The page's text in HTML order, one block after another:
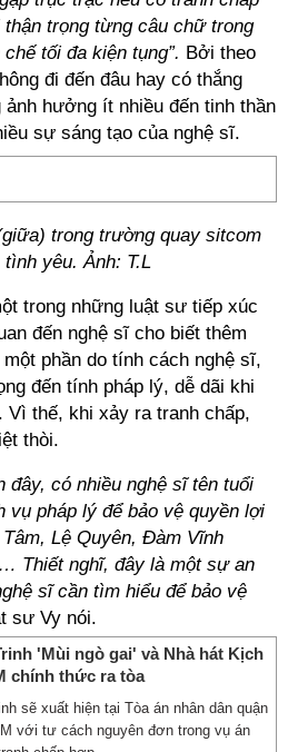
trọng từng câu chữ trong
tối đa kiện tụng”. Bởi theo
đi đến đâu hay có thắng
hưởng ít nhiều đến tinh thần
sự sáng tạo của nghệ sĩ.
trong trường quay sitcom
tình yêu. Ảnh: T.L
trong những luật sư tiếp xúc
đến nghệ sĩ cho biết thêm
phần do tính cách nghệ sĩ,
đến tính pháp lý, dễ dãi khi
Vì thế, khi xảy ra tranh chấp,
thòi.
đây, có nhiều nghệ sĩ tên tuổi
vụ pháp lý để bảo vệ quyền lợi
Lệ Quyên, Đàm Vĩnh
Thiết nghĩ, đây là một sự an
sĩ cần tìm hiểu để bảo vệ
sư Vy nói.
'Mùi ngò gai' và Nhà hát Kịch
chính thức ra tòa
sẽ xuất hiện tại Tòa án nhân dân quận
với tư cách nguyên đơn trong vụ án